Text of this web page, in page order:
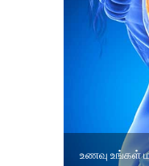
உணவு உங்கள்